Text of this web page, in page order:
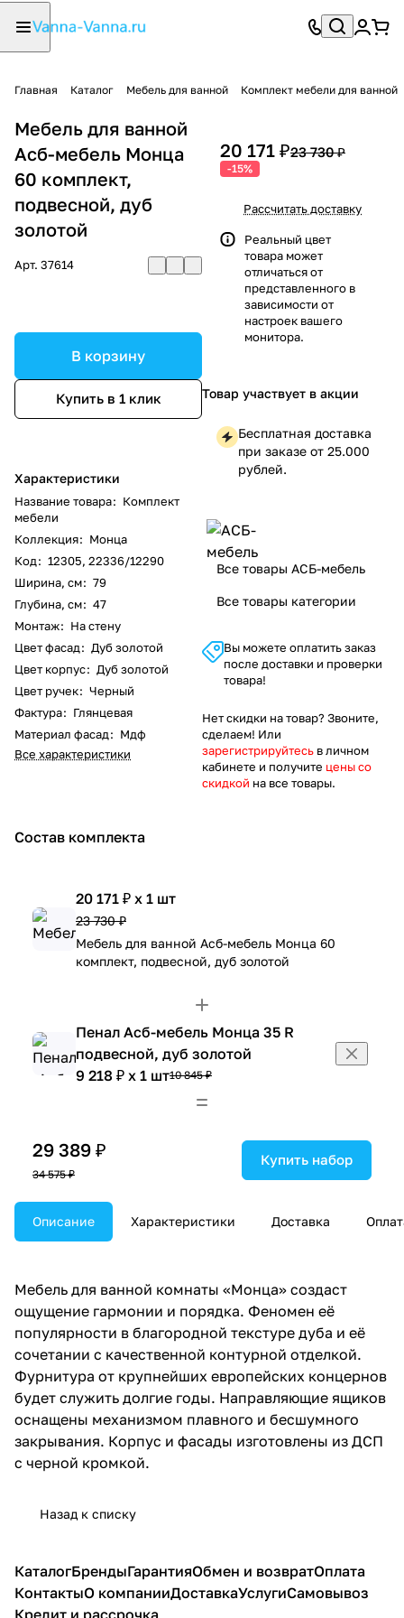
Главная Каталог Мебель для ванной Комплект мебели для ванной
Мебель для ванной
Асб-мебель Монца
60 комплект,
подвесной, дуб
золотой
Арт. 37614
В корзину
Купить в 1 клик
Характеристики
Название товара: Комплект
мебели
Коллекция: Монца
Код: 12305, 22336/12290
Ширина, см: 79
Глубина, см: 47
Монтаж: На стену
Цвет фасад: Дуб золотой
Цвет корпус: Дуб золотой
Цвет ручек: Черный
Фактура: Глянцевая
Материал фасад: Мдф
Все характеристики
20 171 ₽23 730 ₽
-15%
Рассчитать доставку
Реальный цвет
товара может
отличаться от
представленного в
зависимости от
настроек вашего
монитора.
Товар участвует в акции
Бесплатная доставка
при заказе от 25.000
рублей.
Все товары АСБ-мебель
Все товары категории
Вы можете оплатить заказ
после доставки и проверки
товара!
Нет скидки на товар? Звоните,
сделаем! Или
зарегистрируйтесь в личном
кабинете и получите цены со
скидкой на все товары.
Состав комплекта
20 171 ₽ x 1 шт
23 730 ₽
Мебель для ванной Асб-мебель Монца 60
комплект, подвесной, дуб золотой
Пенал Асб-мебель Монца 35 R
подвесной, дуб золотой
9 218 ₽ x 1 шт10 845 ₽
29 389 ₽
34 575 ₽
Купить набор
Описание Характеристики Доставка
Мебель для ванной комнаты «Монца» создаст
ощущение гармонии и порядка. Феномен её
популярности в благородной текстуре дуба и её
сочетании с качественной контурной отделкой.
Фурнитура от крупнейших европейских концернов
будет служить долгие годы. Направляющие ящиков
оснащены механизмом плавного и бесшумного
закрывания. Корпус и фасады изготовлены из ДСП
с черной кромкой.
Назад к списку
КаталогБрендыГарантияОбмен и возвратОплата
КонтактыО компанииДоставкаУслугиСамовывоз
Кредит и рассрочка